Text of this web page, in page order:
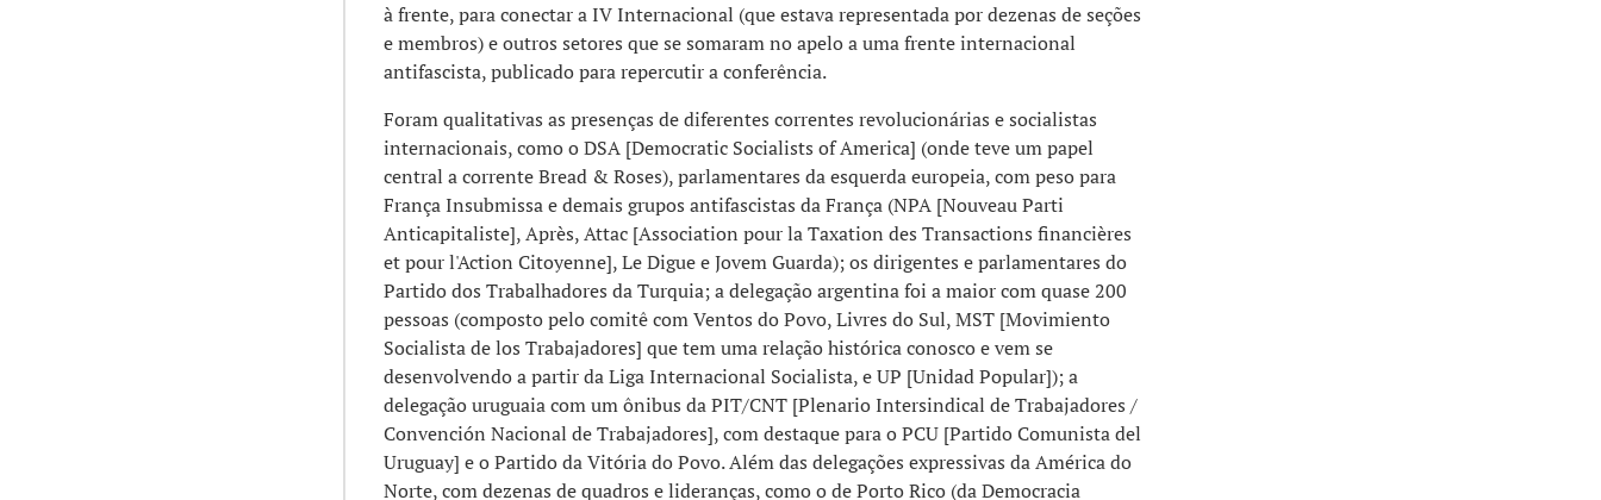
à frente, para conectar a IV Internacional (que estava representada por dezenas de seções
e membros) e outros setores que se somaram no apelo a uma frente internacional
antifascista, publicado para repercutir a conferência.
Foram qualitativas as presenças de diferentes correntes revolucionárias e socialistas
internacionais, como o DSA [Democratic Socialists of America] (onde teve um papel
central a corrente Bread & Roses), parlamentares da esquerda europeia, com peso para
França Insubmissa e demais grupos antifascistas da França (NPA [Nouveau Parti
Anticapitaliste], Après, Attac [Association pour la Taxation des Transactions financières
et pour l'Action Citoyenne], Le Digue e Jovem Guarda); os dirigentes e parlamentares do
Partido dos Trabalhadores da Turquia; a delegação argentina foi a maior com quase 200
pessoas (composto pelo comitê com Ventos do Povo, Livres do Sul, MST [Movimiento
Socialista de los Trabajadores] que tem uma relação histórica conosco e vem se
desenvolvendo a partir da Liga Internacional Socialista, e UP [Unidad Popular]); a
delegação uruguaia com um ônibus da PIT/CNT [Plenario Intersindical de Trabajadores /
Convención Nacional de Trabajadores], com destaque para o PCU [Partido Comunista del
Uruguay] e o Partido da Vitória do Povo. Além das delegações expressivas da América do
Norte, com dezenas de quadros e lideranças, como o de Porto Rico (da Democracia